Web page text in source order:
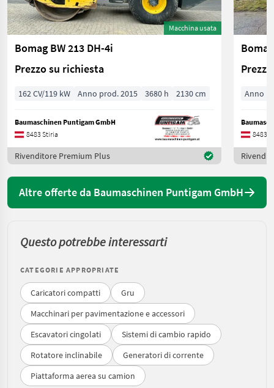
Macchina usata
Bomag BW 213 DH-4i
Prezzo su richiesta
162 CV/119 kW Anno prod. 2015 3680 h 2130 cm
Baumaschinen Puntigam GmbH
8483 Stiria
Rivenditore Premium Plus
Anno
8483
Altre offerte da Baumaschinen Puntigam GmbH
Questo potrebbe interessarti
CATEGORIE APPROPRIATE
Caricatori compatti
Gru
Macchinari per pavimentazione e accessori
Escavatori cingolati
Sistemi di cambio rapido
Rotatore inclinabile
Generatori di corrente
Piattaforma aerea su camion